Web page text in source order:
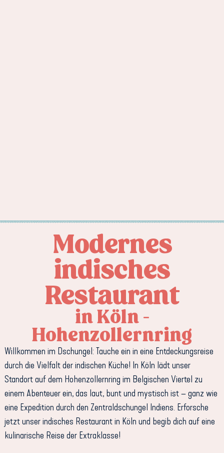
Modernes
indisches
Restaurant
in Köln -
Hohenzollernring
Willkommen im Dschungel: Tauche ein in eine Entdeckungsreise
durch die Vielfalt der indischen Küche! In Köln lädt unser
Standort auf dem Hohenzollernring im Belgischen Viertel zu
einem Abenteuer ein, das laut, bunt und mystisch ist – ganz wie
eine Expedition durch den Zentraldschungel Indiens. Erforsche
jetzt unser indisches Restaurant in Köln und begib dich auf eine
kulinarische Reise der Extraklasse!